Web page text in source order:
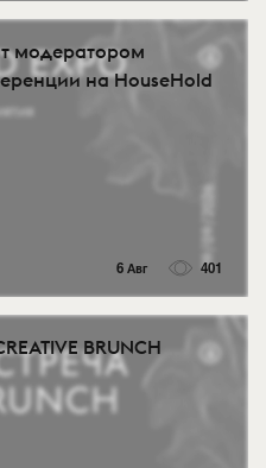
модератором
на HouseHold
6 Авг 401
BRUNCH